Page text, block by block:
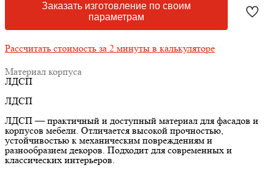
Заказать изготовление по своим
параметрам
Рассчитать стоимость за 2 минуты в калькуляторе
Материал корпуса
ЛДСП
ЛДСП
ЛДСП — практичный и доступный материал для фасадов и
корпусов мебели. Отличается высокой прочностью,
устойчивостью к механическим повреждениям и
разнообразием декоров. Подходит для современных и
классических интерьеров.